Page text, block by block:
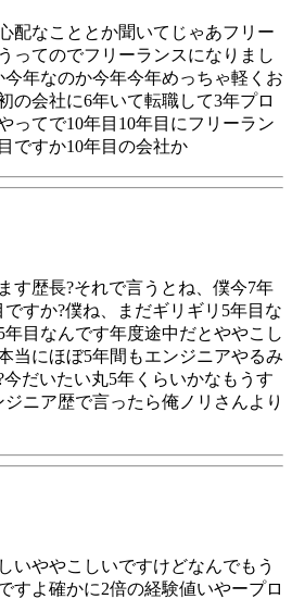
配なこととか聞いてじゃあフリー
ってのでフリーランスになりまし
今年なのか今年今年めっちゃ軽くお
の会社に6年いて転職して3年プロ
ってで10年目10年目にフリーラン
ですか10年目の会社か
す歴長?それで言うとね、僕今7年
ですか?僕ね、まだギリギリ5年目な
年目なんです年度途中だとややこし
当にほぼ5年間もエンジニアやるみ
だいたい丸5年くらいかなもうす
ジニア歴で言ったら俺ノリさんより
いややこしいですけどなんでもう
すよ確かに2倍の経験値いやープロ